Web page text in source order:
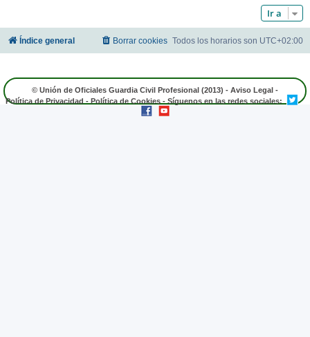
Ir a
Índice general Todos los horarios son UTC+02:00
Borrar cookies
© Unión de Oficiales Guardia Civil Profesional (2013) - Aviso Legal -
Política de Privacidad - Política de Cookies - Síguenos en las redes sociales: